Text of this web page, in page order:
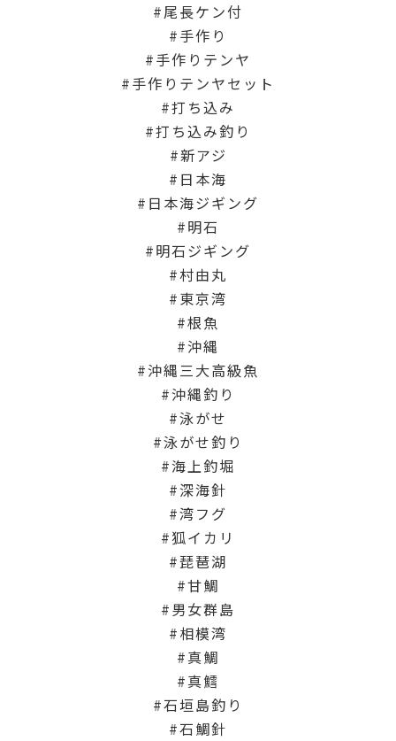
尾長ケン付
手作り
手作りテンヤ
手作りテンヤセット
打ち込み
打ち込み釣り
新アジ
日本海
日本海ジギング
明石
明石ジギング
村由丸
東京湾
根魚
沖縄
沖縄三大高級魚
沖縄釣り
泳がせ
泳がせ釣り
海上釣堀
深海針
湾フグ
狐イカリ
琵琶湖
甘鯛
男女群島
相模湾
真鯛
真鱈
石垣島釣り
石鯛針